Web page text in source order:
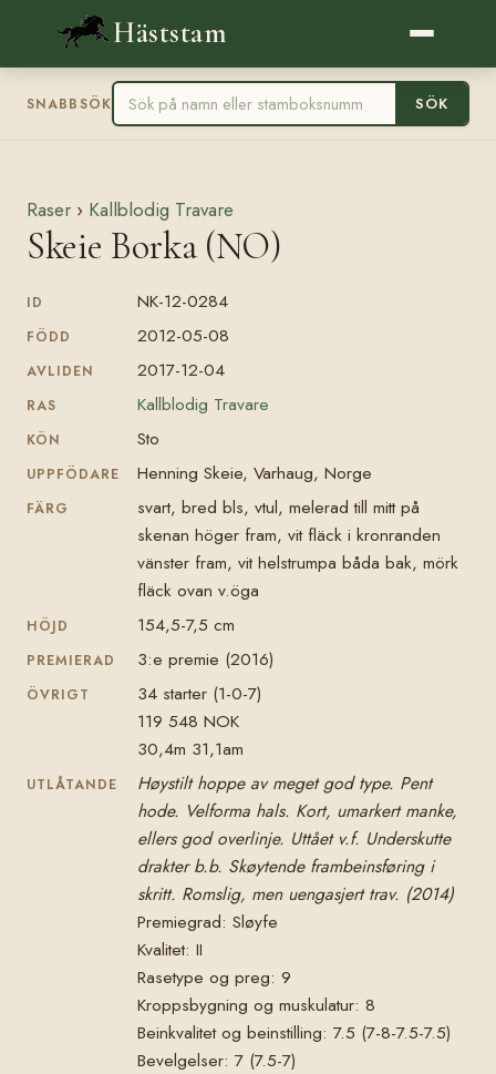
Häststam
SNABBSÖK SÖK
Raser › Kallblodig Travare
Skeie Borka (NO)
ID NK-12-0284
FÖDD 2012-05-08
AVLIDEN 2017-12-04
RAS Kallblodig Travare
KÖN Sto
UPPFÖDARE Henning Skeie, Varhaug, Norge
FÄRG
svart, bred bls, vtul, melerad till mitt på
skenan höger fram, vit fläck i kronranden
vänster fram, vit helstrumpa båda bak, mörk
fläck ovan v.öga
HÖJD 154,5-7,5 cm
PREMIERAD 3:e premie (2016)
ÖVRIGT
34 starter (1-0-7)
119 548 NOK
30,4m 31,1am
UTLÅTANDE
Høystilt hoppe av meget god type. Pent
hode. Velforma hals. Kort, umarkert manke,
ellers god overlinje. Uttået v.f. Underskutte
drakter b.b. Skøytende frambeinsføring i
skritt. Romslig, men uengasjert trav. (2014)
Premiegrad: Sløyfe
Kvalitet: II
Rasetype og preg: 9
Kroppsbygning og muskulatur: 8
Beinkvalitet og beinstilling: 7.5 (7-8-7.5-7.5)
Bevelgelser: 7 (7.5-7)